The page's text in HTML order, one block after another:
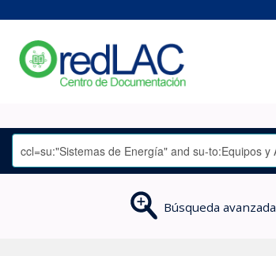
Búsqueda avanzada